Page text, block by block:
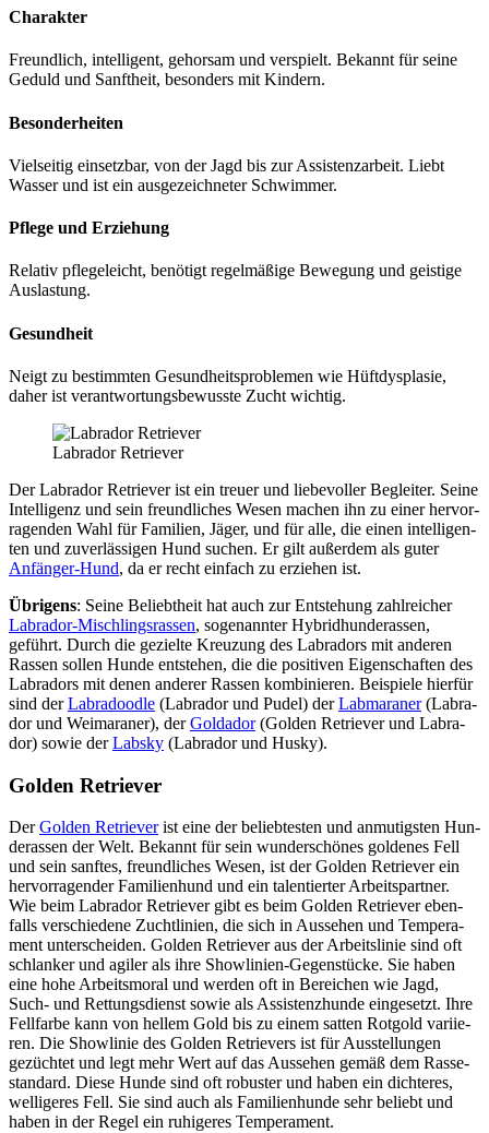
Cha­rak­ter
Freund­lich, intel­li­gent, gehor­sam und ver­spielt. Bekannt für sei­ne
Geduld und Sanft­heit, beson­ders mit Kin­dern.
Beson­der­hei­ten
Viel­sei­tig ein­setz­bar, von der Jagd bis zur Assis­tenz­ar­beit. Liebt
Was­ser und ist ein aus­ge­zeich­ne­ter Schwim­mer.
Pfle­ge und Erzie­hung
Rela­tiv pfle­ge­leicht, benö­tigt regel­mä­ßi­ge Bewe­gung und geis­ti­ge
Aus­las­tung.
Gesund­heit
Neigt zu bestimm­ten Gesund­heits­pro­ble­men wie Hüft­dys­pla­sie,
daher ist ver­ant­wor­tungs­be­wuss­te Zucht wich­tig.
Labra­dor Retrie­ver
Der Labra­dor Retrie­ver ist ein treu­er und lie­be­vol­ler Beglei­ter. Sei­ne
Intel­li­genz und sein freund­li­ches Wesen machen ihn zu einer her­vor­
ra­gen­den Wahl für Fami­li­en, Jäger, und für alle, die einen intel­li­gen­
ten und zuver­läs­si­gen Hund suchen. Er gilt außer­dem als guter
Anfän­ger-Hund, da er recht ein­fach zu erzie­hen ist.
Übri­gens: Sei­ne Beliebt­heit hat auch zur Ent­ste­hung zahl­rei­cher
Labra­dor-Misch­lings­ras­sen, soge­nann­ter Hybrid­hun­de­ras­sen,
geführt. Durch die geziel­te Kreu­zung des Labra­dors mit ande­ren
Ras­sen sol­len Hun­de ent­ste­hen, die die posi­ti­ven Eigen­schaf­ten des
Labra­dors mit denen ande­rer Ras­sen kom­bi­nie­ren. Bei­spie­le hier­für
sind derLabra­dood­le (Labra­dor und Pudel) derLab­ma­ra­ner(Labra­
dor und Wei­ma­ra­ner), derGold­ador(Gol­den Retrie­ver und Labra­
dor) sowie derLabs­ky (Labra­dor und Hus­ky).
Gol­den Retrie­ver
DerGol­den Retrie­verist eine der belieb­tes­ten und anmu­tigs­ten Hun­
de­ras­sen der Welt. Bekannt für sein wun­der­schö­nes gol­de­nes Fell
und sein sanf­tes, freund­li­ches Wesen, ist der Gol­den Retrie­ver ein
her­vor­ra­gen­der Fami­li­en­hund und ein talen­tier­ter Arbeits­part­ner.
Wie beim Labra­dor Retrie­ver gibt es beim Gol­den Retrie­ver eben­
falls ver­schie­de­ne Zucht­li­ni­en, die sich in Aus­se­hen und Tem­pe­ra­
ment unter­schei­den. Gol­den Retrie­ver aus der Arbeits­li­nie sind oft
schlan­ker und agi­ler als ihre Show­li­ni­en-Gegen­stü­cke. Sie haben
eine hohe Arbeits­mo­ral und wer­den oft in Berei­chen wie Jagd,
Such- und Ret­tungs­dienst sowie als Assis­tenz­hun­de ein­ge­setzt. Ihre
Fell­far­be kann von hel­lem Gold bis zu einem sat­ten Rot­gold vari­ie­
ren. Die Show­li­nie des Gol­den Retrie­vers ist für Aus­stel­lun­gen
gezüch­tet und legt mehr Wert auf das Aus­se­hen gemäß dem Ras­se­
stan­dard. Die­se Hun­de sind oft robus­ter und haben ein dich­te­res,
wel­li­ge­res Fell. Sie sind auch als Fami­li­en­hun­de sehr beliebt und
haben in der Regel ein ruhi­ge­res Tem­pe­ra­ment.